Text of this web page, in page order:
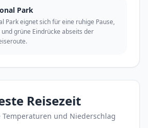
Park
Park eignet sich für eine ruhige Pause,
grüne Eindrücke abseits der
Reisezeit
und Niederschlag